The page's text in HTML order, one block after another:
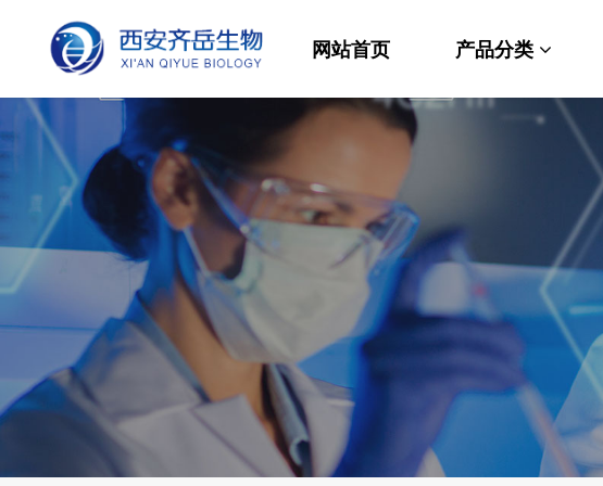
网站首页 产品分类
材料科学
生命科学
发光材料
功能性化学
分析化学